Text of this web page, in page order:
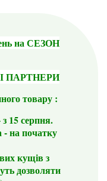
на СЕЗОН
ПАРТНЕРИ
товару :
15 серпня.
на початку
кущів з
дозволяти